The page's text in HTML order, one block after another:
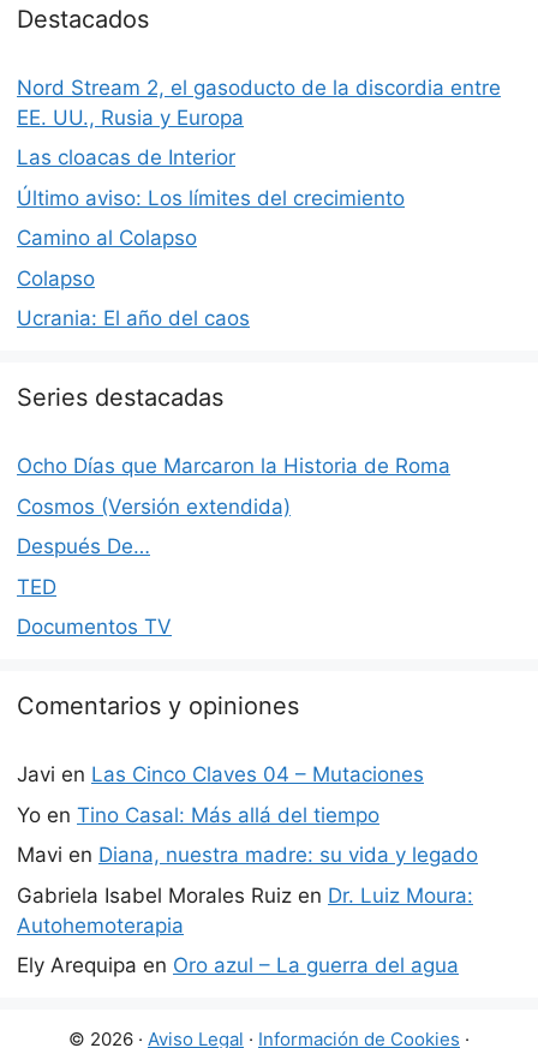
Destacados
Nord Stream 2, el gasoducto de la discordia entre
EE. UU., Rusia y Europa
Las cloacas de Interior
Último aviso: Los límites del crecimiento
Camino al Colapso
Colapso
Ucrania: El año del caos
Series destacadas
Ocho Días que Marcaron la Historia de Roma
Cosmos (Versión extendida)
Después De…
TED
Documentos TV
Comentarios y opiniones
Javi en Las Cinco Claves 04 – Mutaciones
Yo en Tino Casal: Más allá del tiempo
Mavi en Diana, nuestra madre: su vida y legado
Gabriela Isabel Morales Ruiz en Dr. Luiz Moura:
Autohemoterapia
Ely Arequipa en Oro azul – La guerra del agua
© 2026 · Aviso Legal · Información de Cookies ·